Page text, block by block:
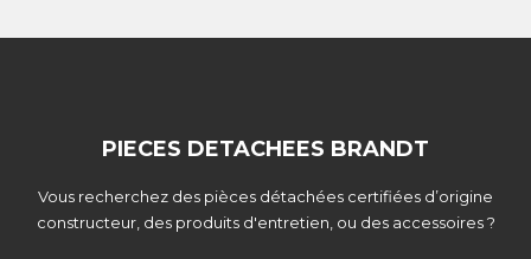
PIECES DETACHEES BRANDT
Vous recherchez des pièces détachées certifiées d’origine
constructeur, des produits d'entretien, ou des accessoires ?